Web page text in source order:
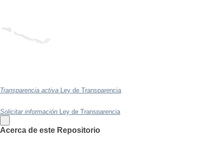
Transparencia activa Ley de Transparencia
Solicitar información Ley de Transparencia
Acerca de este Repositorio